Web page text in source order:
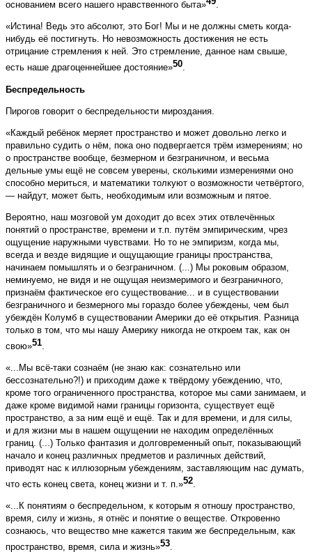
основанием всего нашего нравственного быта»
.
«Истина! Ведь это абсолют, это Бог! Мы и не должны сметь когда-
нибудь её постигнуть. Но невозможность достижения не есть
отрицание стремления к ней. Это стремление, данное нам свыше,
есть наше драгоценнейшее достояние»50.
Беспредельность
Пирогов говорит о беспредельности мироздания.
«Каждый ребёнок меряет пространство и может довольно легко и
правильно судить о нём, пока оно подвергается трём измерениям; но
о пространстве вообще, безмерном и безграничном, и весьма
дельные умы ещё не совсем уверены, сколькими измерениями оно
способно мериться, и математики толкуют о возможности четвёртого,
— найдут, может быть, необходимым или возможным и пятое.
Вероятно, наш мозговой ум доходит до всех этих отвлечённых
понятий о пространстве, времени и т.п. путём эмпирическим, чрез
ощущение наружными чувствами. Но то не эмпиризм, когда мы,
всегда и везде видящие и ощущающие границы пространства,
начинаем помышлять и о безграничном. (...) Мы роковым образом,
неминуемо, не видя и не ощущая неизмеримого и безграничного,
признаём фактическое его существование... и в существовании
безграничного и безмерного мы гораздо более убеждены, чем был
убеждён Колумб в существовании Америки до её открытия. Разница
только в том, что мы нашу Америку никогда не откроем так, как он
свою»51.
«...Мы всё-таки сознаём (не знаю как: сознательно или
бессознательно?!) и приходим даже к твёрдому убеждению, что,
кроме того ограниченного пространства, которое мы сами занимаем, и
даже кроме видимой нами границы горизонта, существует ещё
пространство, а за ним ещё и ещё. Так и для времени, и для силы,
и для жизни мы в нашем ощущении не находим определённых
границ. (...) Только фантазия и долговременный опыт, показывающий
начало и конец различных предметов и различных действий,
приводят нас к иллюзорным убеждениям, заставляющим нас думать,
что есть конец света, конец жизни и т. п.»52.
«...К понятиям о беспредельном, к которым я отношу пространство,
время, силу и жизнь, я отнёс и понятие о веществе. Откровенно
сознаюсь, что вещество мне кажется таким же беспредельным, как
пространство, время, сила и жизнь»53.